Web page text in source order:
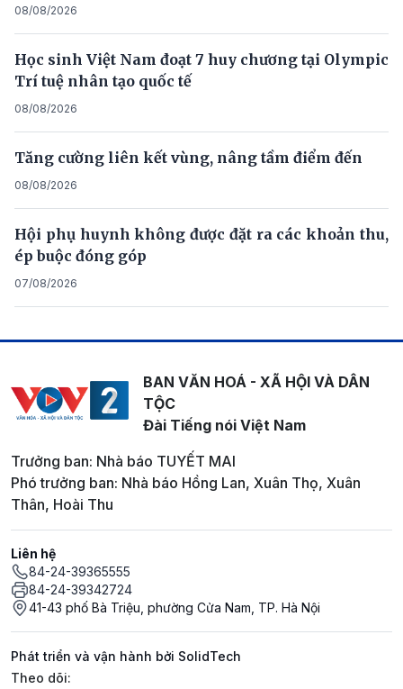
08/08/2026
Học sinh Việt Nam đoạt 7 huy chương tại Olympic
Trí tuệ nhân tạo quốc tế
08/08/2026
Tăng cường liên kết vùng, nâng tầm điểm đến
08/08/2026
Hội phụ huynh không được đặt ra các khoản thu,
ép buộc đóng góp
07/08/2026
BAN VĂN HOÁ - XÃ HỘI VÀ DÂN
TỘC
Đài Tiếng nói Việt Nam
Trưởng ban: Nhà báo TUYẾT MAI
Phó trưởng ban: Nhà báo Hồng Lan, Xuân Thọ, Xuân
Thân, Hoài Thu
Liên hệ
84-24-39365555
84-24-39342724
41-43 phố Bà Triệu, phường Cửa Nam, TP. Hà Nội
Phát triển và vận hành bởi SolidTech
Mạng xã hội
Theo dõi: